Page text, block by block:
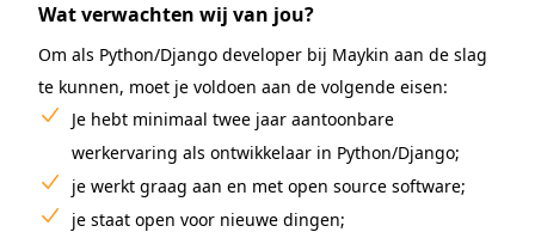
Wat verwachten wij van jou?
Om als Python/Django developer bij Maykin aan de slag
te kunnen, moet je voldoen aan de volgende eisen:
Je hebt minimaal twee jaar aantoonbare
werkervaring als ontwikkelaar in Python/Django;
je werkt graag aan en met open source software;
je staat open voor nieuwe dingen;